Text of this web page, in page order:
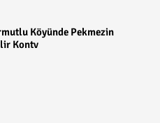
Köyünde Pekmezin
Kontv